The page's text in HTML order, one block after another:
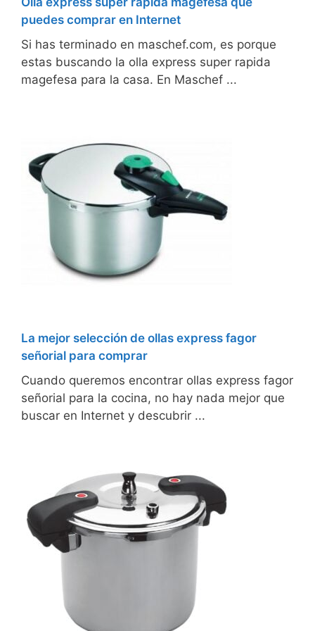
puedes comprar en Internet
Si has terminado en maschef.com, es porque
estas buscando la olla express super rapida
magefesa para la casa. En Maschef ...
La mejor selección de ollas express fagor
señorial para comprar
Cuando queremos encontrar ollas express fagor
señorial para la cocina, no hay nada mejor que
buscar en Internet y descubrir ...